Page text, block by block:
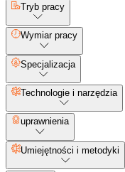
Tryb pracy
Wymiar pracy
Specjalizacja
Technologie i narzędzia
uprawnienia
Umiejętności i metodyki